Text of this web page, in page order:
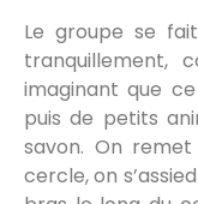
Le groupe se
tranquillement,
imaginant que
puis de petits
savon. On
cercle, on